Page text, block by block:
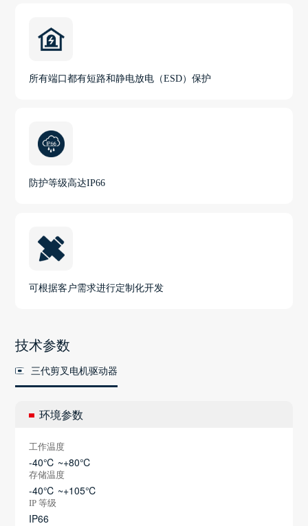
所有端口都有短路和静电放电（ESD）保护
防护等级高达IP66
可根据客户需求进行定制化开发
技术参数
三代剪叉电机驱动器
环境参数
工作温度
-40℃ ~+80℃
存储温度
-40℃ ~+105℃
IP 等级
IP66